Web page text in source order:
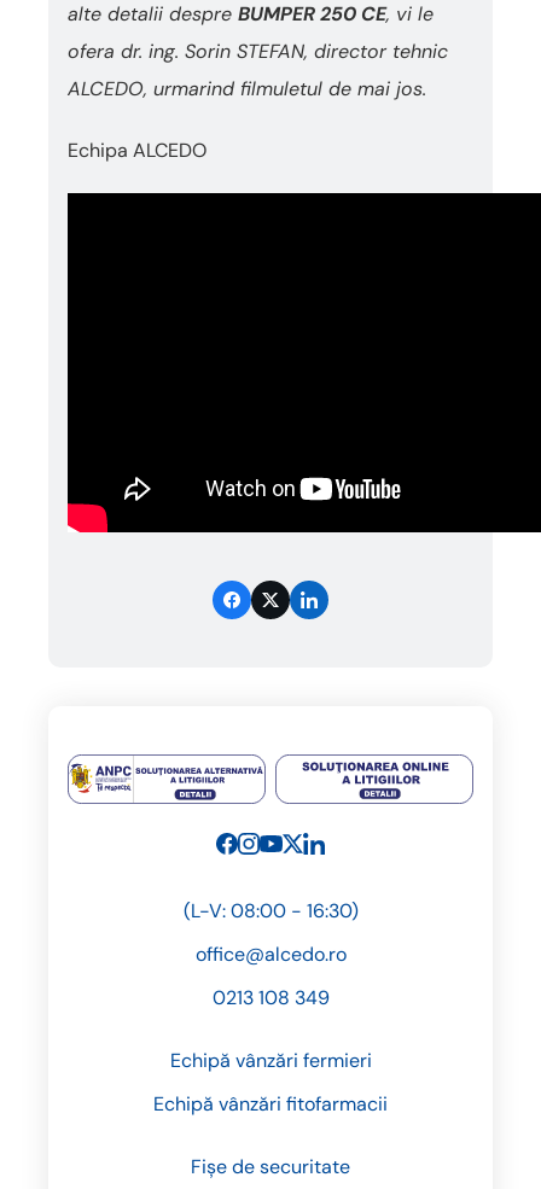
alte detalii despre BUMPER 250 CE, vi le
ofera dr. ing. Sorin STEFAN, director tehnic
ALCEDO, urmarind filmuletul de mai jos.
Echipa ALCEDO
Fișe de securitate
(L-V: 08:00 - 16:30)
office@alcedo.ro
0213 108 349
Echipă vânzări fermieri
Echipă vânzări fitofarmacii